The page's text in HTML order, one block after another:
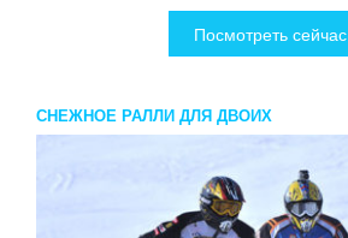
Посмотреть сейчас
СНЕЖНОЕ РАЛЛИ ДЛЯ ДВОИХ